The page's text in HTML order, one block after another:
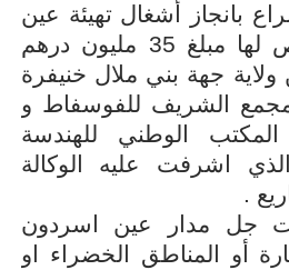
بانجاز أشغال تهيئة عين
اسردون التي خصص لها مبلغ 35 مليون درهم
جهة بني ملال خنيفرة
الشريف للفوسفاط و
الوطني للهندسة
الذي اشرفت عليه الوكالة
.
جل مدار عين اسردون
أو المناطق الخضراء او